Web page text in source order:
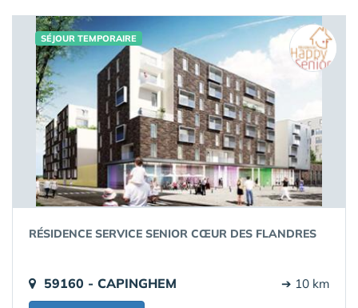
SÉJOUR TEMPORAIRE
RÉSIDENCE SERVICE SENIOR CŒUR DES FLANDRES
59160 - CAPINGHEM ➔ 10 km